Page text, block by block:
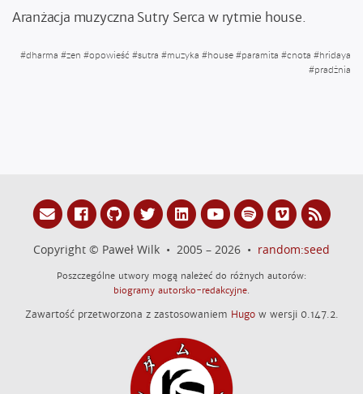
Aranżacja muzyczna Sutry Serca w rytmie house.
#dharma #zen #opowieść #sutra #muzyka #house#paramita #cnota #hridaya
#pradżnia
Copyright © Paweł Wilk • 2005 – 2026 • random:seed
Poszczególne utwory mogą należeć do różnych autorów:
biogramy autorsko-redakcyjne
Zawartość przetworzona z zastosowaniem Hugow wersji 0.147.2.